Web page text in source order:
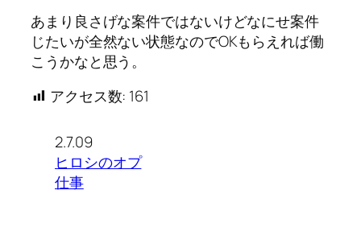
あまり良さげな案件ではないけどなにせ案件
じたいが全然ない状態なのでOKもらえれば働
こうかなと思う。
アクセス数: 161
2.7.09
ヒロシのオプ
仕事